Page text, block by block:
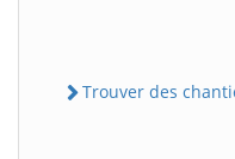
Trouver des